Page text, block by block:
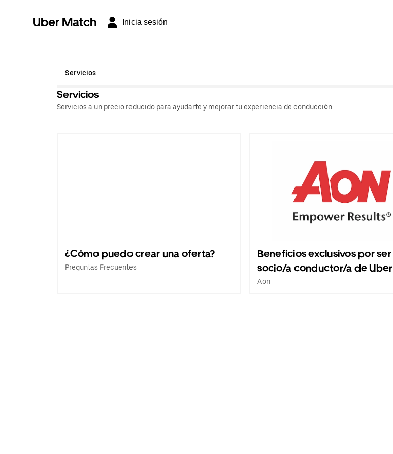
Uber Match Inicia sesión
Servicios
Servicios
Servicios a un precio reducido para ayudarte y mejorar tu experiencia de conducción.
¿Cómo puedo crear una oferta?
Preguntas Frecuentes
Beneficios exclusivos por ser
socio/a conductor/a de Uber
Aon